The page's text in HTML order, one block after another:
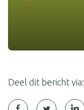
Deel dit bericht via: